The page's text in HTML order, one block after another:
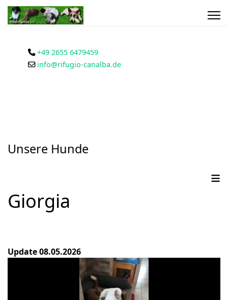
+49 2655 6479459
info@rifugio-canalba.de
Unsere Hunde
≡
Giorgia
Update 08.05.2026